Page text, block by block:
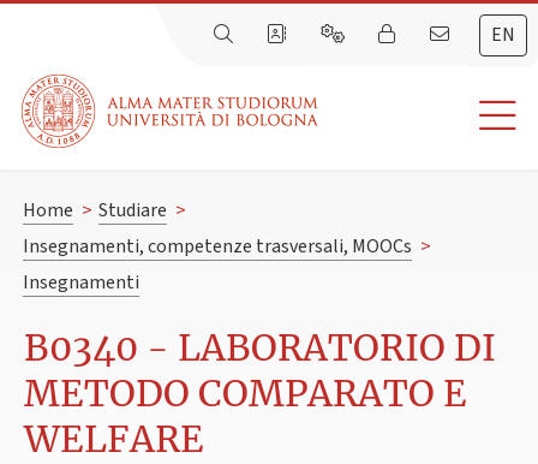
EN
Home > Studiare >
Insegnamenti, competenze trasversali, MOOCs >
Insegnamenti
B0340 - LABORATORIO DI
METODO COMPARATO E
WELFARE